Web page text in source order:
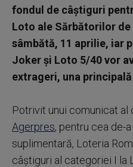
fondul de câştiguri
Loto ale Sărbătorilor
sâmbătă, 11 aprilie, iar
Joker şi Loto 5/40 vor
extrageri, una
Potrivit unui comunicat al
Agerpres, pentru cea de-
suplimentară, Loteria
câştiguri al categoriei I la